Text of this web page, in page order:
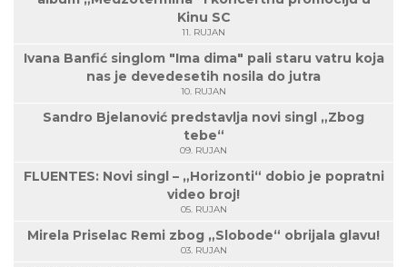
Kinu SC
11. RUJAN
Ivana Banfić singlom "Ima dima" pali staru vatru koja
nas je devedesetih nosila do jutra
10. RUJAN
Sandro Bjelanović predstavlja novi singl „Zbog
tebe“
09. RUJAN
FLUENTES: Novi singl – „Horizonti“ dobio je popratni
video broj!
05. RUJAN
Mirela Priselac Remi zbog „Slobode“ obrijala glavu!
03. RUJAN